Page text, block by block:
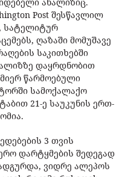
Post შესწავლილ
სატელიტურ
ღაზაში მომუშავე
საკითხებში
დაყრდნობით
წარმოებული
სამოქალაქო
21-ე საუკუნის ერთ-
3 თვის
დარტყმების შედეგად
ვიდრე ალეპოს